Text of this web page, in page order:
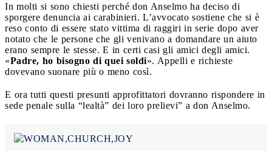
In molti si sono chiesti perché don Anselmo ha deciso di
sporgere denuncia ai carabinieri. L’avvocato sostiene che si è
reso conto di essere stato vittima di raggiri in serie dopo aver
notato che le persone che gli venivano a domandare un aiuto
erano sempre le stesse. E in certi casi gli amici degli amici.
«Padre, ho bisogno di quei soldi». Appelli e richieste
dovevano suonare più o meno così.
E ora tutti questi presunti approfittatori dovranno rispondere in
sede penale sulla “lealtà” dei loro prelievi” a don Anselmo.